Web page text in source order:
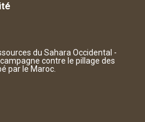
du Sahara Occidental -
contre le pillage des
par le Maroc.